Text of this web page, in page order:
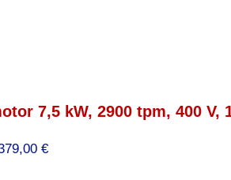
7,5 kW, 2900 tpm, 400 V,
€Prijsklasse: